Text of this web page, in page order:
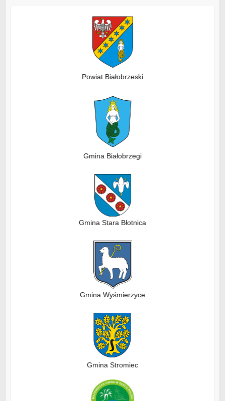
Powiat Białobrzeski
Gmina Białobrzegi
Gmina Stara Błotnica
Gmina Wyśmierzyce
Gmina Stromiec